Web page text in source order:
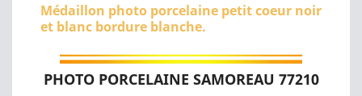
Médaillon photo porcelaine petit coeur noir
et blanc bordure blanche.
PHOTO PORCELAINE SAMOREAU 77210